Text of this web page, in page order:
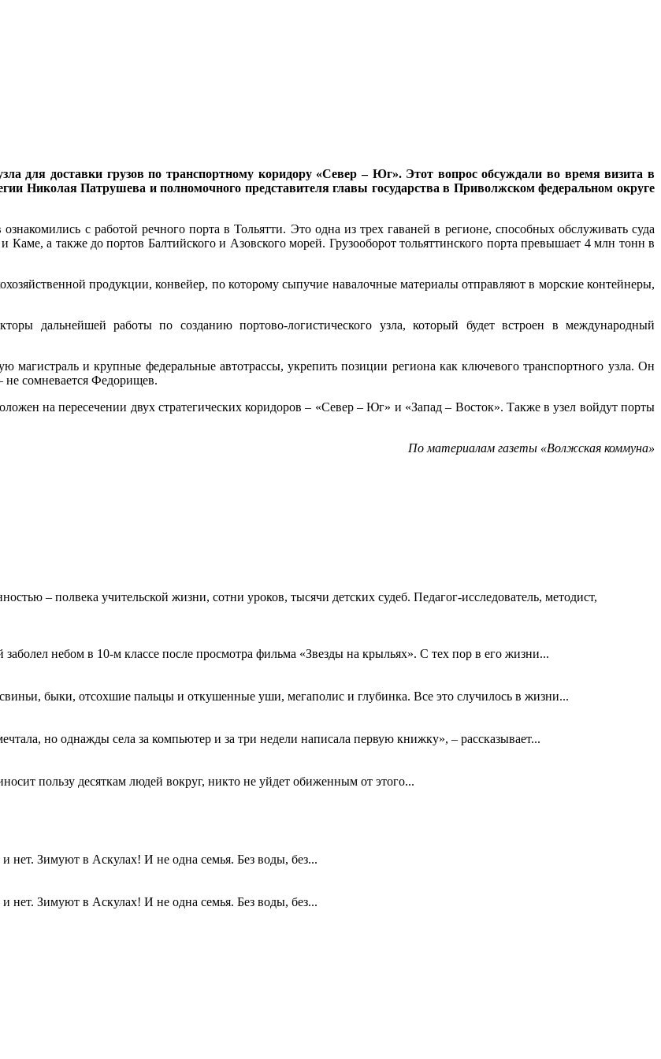
для доставки грузов по транспортному коридору «Север – Юг». Этот вопрос обсуждали во время визита в
Николая Патрушева и полномочного представителя главы государства в Приволжском федеральном округе
с работой речного порта в Тольятти. Это одна из трех гаваней в регионе, способных обслуживать суда
Каме, а также до портов Балтийского и Азовского морей. Грузооборот тольяттинского порта превышает 4 млн тонн в
продукции, конвейер, по которому сыпучие навалочные материалы отправляют в морские контейнеры,
дальнейшей работы по созданию портово-логистического узла, который будет встроен в международный
магистраль и крупные федеральные автотрассы, укрепить позиции региона как ключевого транспортного узла. Он
не сомневается Федорищев.
на пересечении двух стратегических коридоров – «Север – Юг» и «Запад – Восток». Также в узел войдут порты
По материалам газеты «Волжская коммуна»
– полвека учительской жизни, сотни уроков, тысячи детских судеб. Педагог-исследователь, методист,
небом в 10-м классе после просмотра фильма «Звезды на крыльях». С тех пор в его жизни...
быки, отсохшие пальцы и откушенные уши, мегаполис и глубинка. Все это случилось в жизни...
но однажды села за компьютер и за три недели написала первую книжку», – рассказывает...
пользу десяткам людей вокруг, никто не уйдет обиженным от этого...
нет. Зимуют в Аскулах! И не одна семья. Без воды, без...
нет. Зимуют в Аскулах! И не одна семья. Без воды, без...